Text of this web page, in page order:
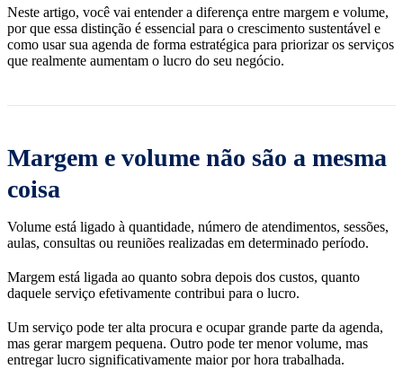
Neste artigo, você vai entender a diferença entre margem e volume,
por que essa distinção é essencial para o crescimento sustentável e
como usar sua agenda de forma estratégica para priorizar os serviços
que realmente aumentam o lucro do seu negócio.
Margem e volume não são a mesma
coisa
Volume está ligado à quantidade, número de atendimentos, sessões,
aulas, consultas ou reuniões realizadas em determinado período.
Margem está ligada ao quanto sobra depois dos custos, quanto
daquele serviço efetivamente contribui para o lucro.
Um serviço pode ter alta procura e ocupar grande parte da agenda,
mas gerar margem pequena. Outro pode ter menor volume, mas
entregar lucro significativamente maior por hora trabalhada.